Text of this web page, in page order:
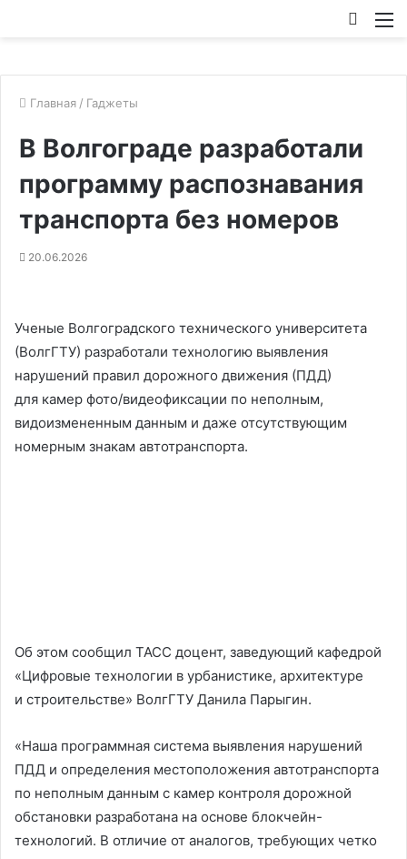
Главная / Гаджеты
В Волгограде разработали
программу распознавания
транспорта без номеров
20.06.2026
Ученые Волгоградского технического университета
(ВолгГТУ) разработали технологию выявления
нарушений правил дорожного движения (ПДД)
для камер фото/видеофиксации по неполным,
видоизмененным данным и даже отсутствующим
номерным знакам автотранспорта.
Об этом сообщил ТАСС доцент, заведующий кафедрой
«Цифровые технологии в урбанистике, архитектуре
и строительстве» ВолгГТУ Данила Парыгин.
«Наша программная система выявления нарушений
ПДД и определения местоположения автотранспорта
по неполным данным с камер контроля дорожной
обстановки разработана на основе блокчейн-
технологий. В отличие от аналогов, требующих четко